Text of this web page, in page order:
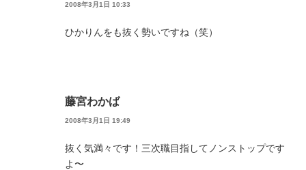
2008年3月1日 10:33
ひかりんをも抜く勢いですね（笑）
藤宮わかば
2008年3月1日 19:49
抜く気満々です！三次職目指してノンストップです
よ〜